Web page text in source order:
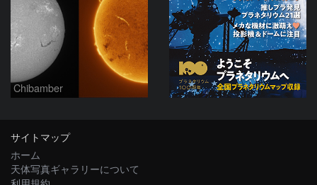
Chibamber
サイトマップ
ホーム
天体写真ギャラリーについて